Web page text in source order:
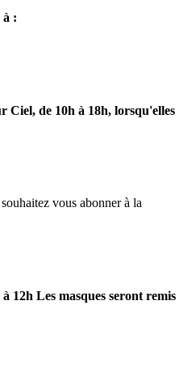
:
Ciel, de 10h à 18h, lorsqu'elles
vous abonner à la
12h Les masques seront remis